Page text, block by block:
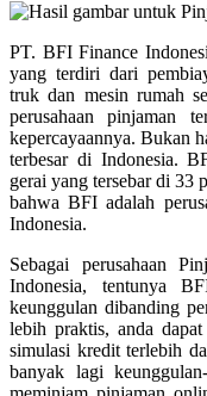
PT. BFI Finance
yang terdiri dari
truk dan mesin rumah
perusahaan pinjaman
kepercayaannya. Bukan
terbesar di Indonesia.
gerai yang tersebar di 33
bahwa BFI adalah
Indonesia.
Sebagai perusahaan
Indonesia, tentunya
keunggulan dibanding
lebih praktis, anda
simulasi kredit terlebih
banyak lagi